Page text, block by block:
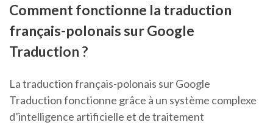
Comment fonctionne la traduction
français-polonais sur Google
Traduction ?
La traduction français-polonais sur Google
Traduction fonctionne grâce à un système complexe
d’intelligence artificielle et de traitement